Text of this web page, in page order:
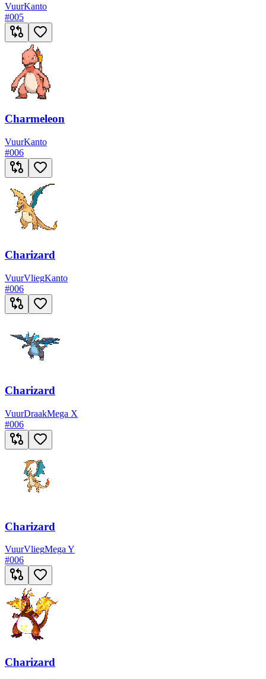
VuurKanto
#005
Charmeleon
VuurKanto
#006
Charizard
VuurVliegKanto
#006
Charizard
VuurDraakMega X
#006
Charizard
VuurVliegMega Y
#006
Charizard